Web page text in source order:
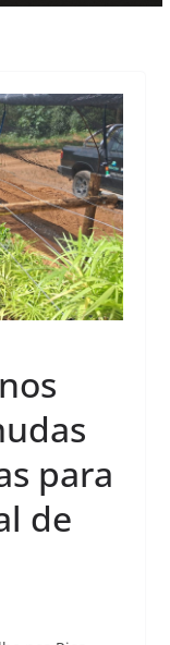
para
de